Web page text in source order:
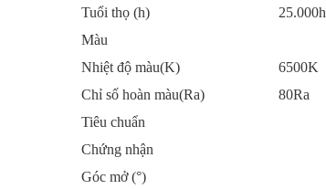
Tuổi thọ (h)
25.000h
Màu
Nhiệt độ màu(K)
6500K
Chỉ số hoàn màu(Ra)
80Ra
Tiêu chuẩn
Chứng nhận
Góc mở (°)